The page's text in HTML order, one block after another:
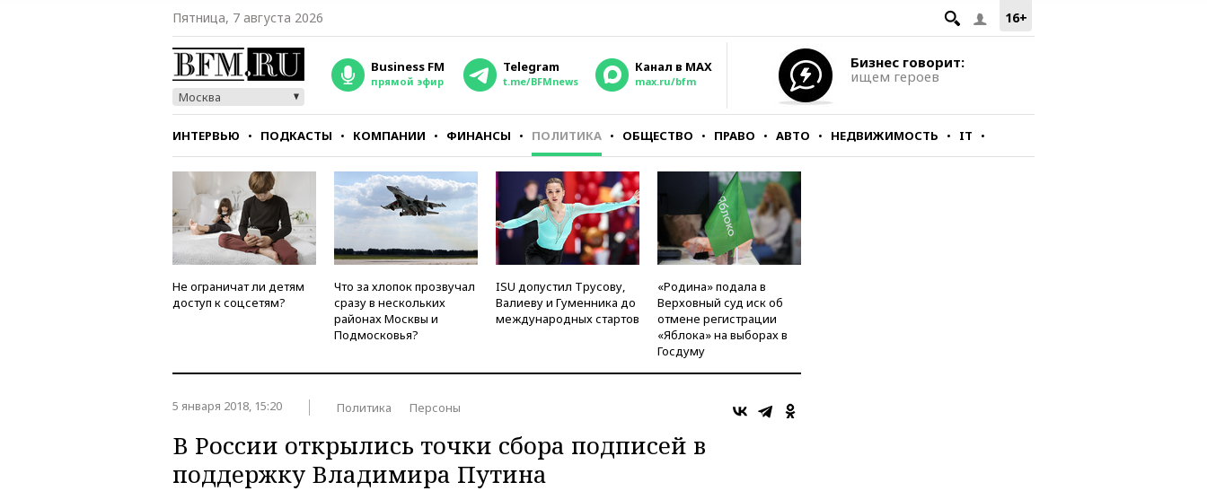
16+
Пятница, 7 августа 2026
Москва
Business FM
прямой эфир
Telegram
t.me/BFMnews
Канал в MAX
max.ru/bfm
Бизнес говорит:
ищем героев
ИНТЕРВЬЮ ПОДКАСТЫ КОМПАНИИ ФИНАНСЫ ПОЛИТИКА ОБЩЕСТВО ПРАВО АВТО НЕДВИЖИМОСТЬ IT
СТИЛЬ ТЕСТЫ
Не ограничат ли детям
доступ к соцсетям?
Что за хлопок прозвучал
сразу в нескольких
районах Москвы и
Подмосковья?
ISU допустил Трусову,
Валиеву и Гуменника до
международных стартов
«Родина» подала в
Верховный суд иск об
отмене регистрации
«Яблока» на выборах в
Госдуму
5 января 2018, 15:20 Политика Персоны
В России открылись точки сбора подписей в
поддержку Владимира Путина